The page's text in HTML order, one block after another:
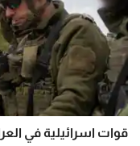
قوات اسرائيلية في